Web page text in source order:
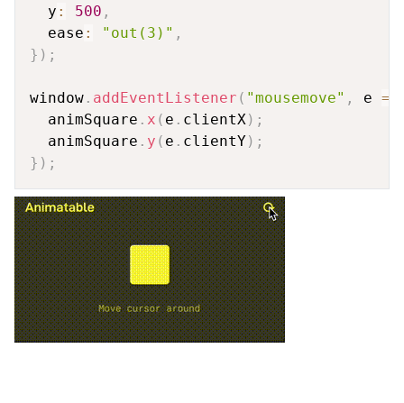
  y
: 500 ,
  ease
: "out(3)" ,
} ) ;
window . addEventListener ( "mousemove" , e =>
  animSquare
. x ( e . clientX) ;
  animSquare
. y ( e . clientY) ;
} ) ;